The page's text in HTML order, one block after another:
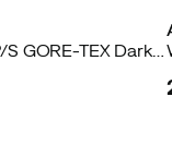
Women's Rabbe A/P/S GORE-TEX Dark Blue